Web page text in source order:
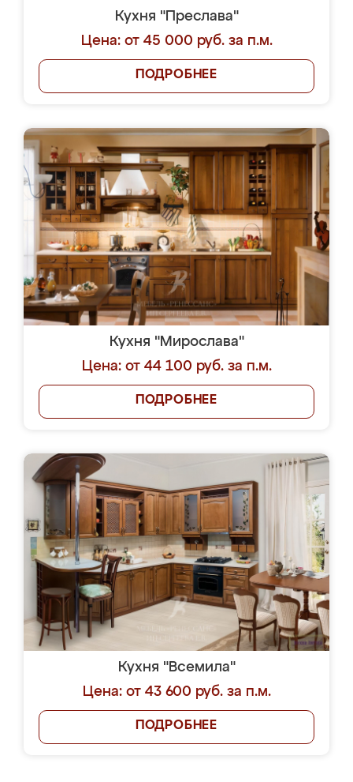
Кухня "Преслава"
Цена: от 45 000 руб. за п.м.
ПОДРОБНЕЕ
Кухня "Мирослава"
Цена: от 44 100 руб. за п.м.
ПОДРОБНЕЕ
Кухня "Всемила"
Цена: от 43 600 руб. за п.м.
ПОДРОБНЕЕ